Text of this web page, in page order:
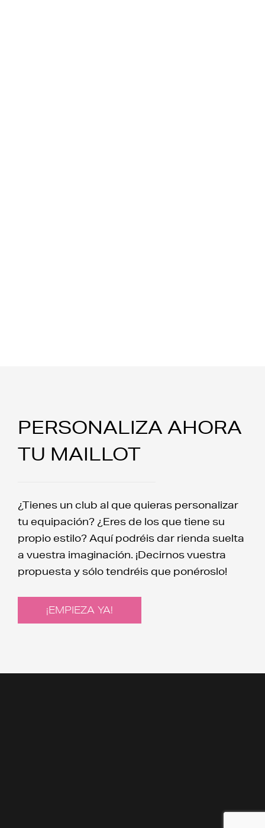
PERSONALIZA AHORA
TU MAILLOT
¿Tienes un club al que quieras personalizar
tu equipación? ¿Eres de los que tiene su
propio estilo? Aquí podréis dar rienda suelta
a vuestra imaginación. ¡Decirnos vuestra
propuesta y sólo tendréis que ponéroslo!
¡EMPIEZA YA!